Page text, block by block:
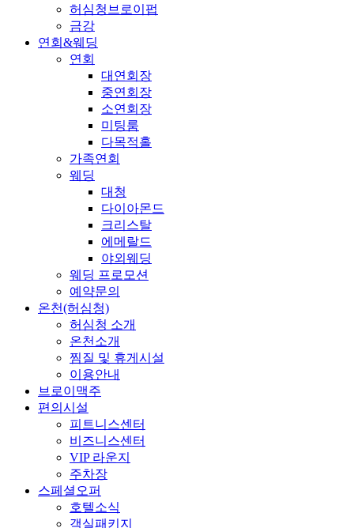
허심청브로이펍
금강
연회&웨딩
연회
대연회장
중연회장
소연회장
미팅룸
다목적홀
가족연회
웨딩
대청
다이아몬드
크리스탈
에메랄드
야외웨딩
웨딩 프로모션
예약문의
온천(허심청)
허심청 소개
온천소개
찜질 및 휴게시설
이용안내
브로이맥주
편의시설
피트니스센터
비즈니스센터
VIP 라운지
주차장
스페셜오퍼
호텔소식
객실패키지